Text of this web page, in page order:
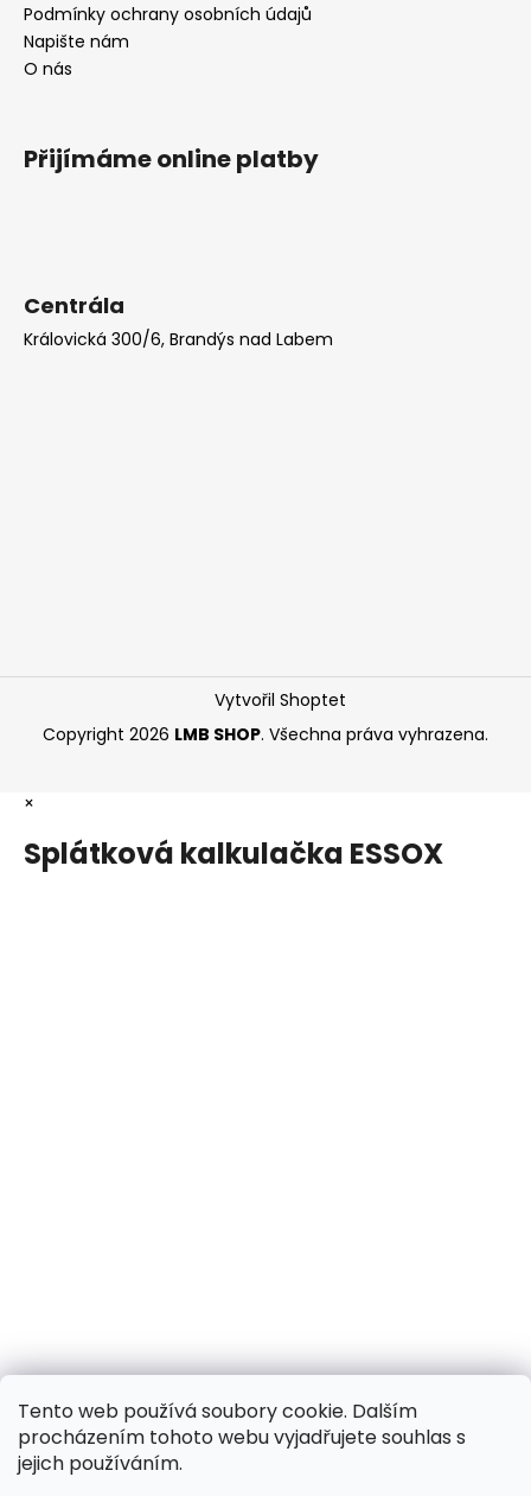
Tento web používá soubory cookie. Dalším
procházením tohoto webu vyjadřujete souhlas s
jejich používáním.
Podmínky ochrany osobních údajů
Napište nám
O nás
Přijímáme online platby
Centrála
Královická 300/6, Brandýs nad Labem
Vytvořil Shoptet
Copyright 2026 LMB SHOP. Všechna práva vyhrazena.
×
Splátková kalkulačka ESSOX